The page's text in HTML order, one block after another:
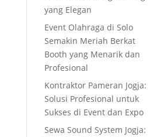
yang Elegan
Event Olahraga di Solo
Semakin Meriah Berkat
Booth yang Menarik dan
Profesional
Kontraktor Pameran Jogja:
Solusi Profesional untuk
Sukses di Event dan Expo
Sewa Sound System Jogja: